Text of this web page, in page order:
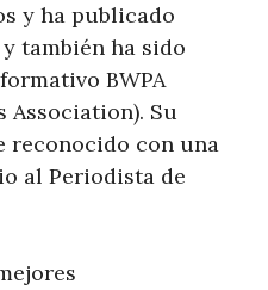
y ha publicado
también ha sido
BWPA
Association). Su
reconocido con una
al Periodista de